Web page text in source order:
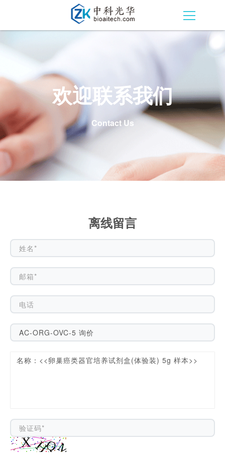
欢迎联系我们
Contact Us
离线留言